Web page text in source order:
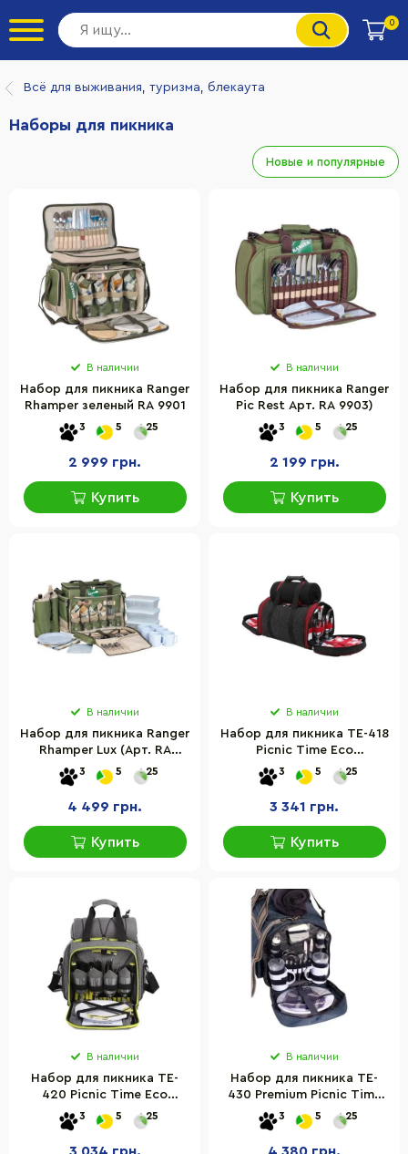
0
Всё для выживания, туризма, блекаута
Наборы для пикника
Новые и популярные
В наличии
Набор для пикника Ranger
Rhamper зеленый RA 9901
3 5 25
2 999 грн.
Купить
В наличии
Набор для пикника Ranger
Pic Rest Арт. RA 9903)
3 5 25
2 199 грн.
Купить
В наличии
Набор для пикника Ranger
Rhamper Lux (Арт. RA
9902)
3 5 25
4 499 грн.
Купить
В наличии
Набор для пикника TE-418
Picnic Time Eco
4820211100803
3 5 25
3 341 грн.
Купить
В наличии
Набор для пикника TE-
420 Picnic Time Eco
6217028111531BGREY,
серый с черным
3 5 25
В наличии
Набор для пикника TE-
430 Premium Picnic Time
Eco 6215028111513_2
3 5 25